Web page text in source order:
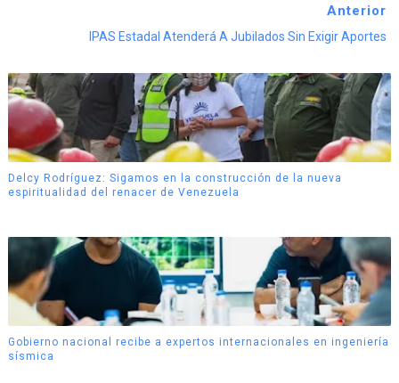
Anterior
IPAS Estadal Atenderá A Jubilados Sin Exigir Aportes
Delcy Rodríguez: Sigamos en la construcción de la nueva
espiritualidad del renacer de Venezuela
Gobierno nacional recibe a expertos internacionales en ingeniería
sísmica